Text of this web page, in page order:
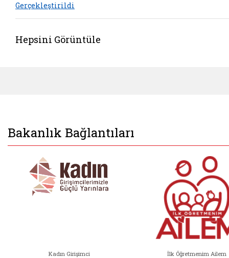
Gerçekleştirildi
Hepsini Görüntüle
Bakanlık Bağlantıları
Kadın Girişimci İlk Öğretmenim Ailem